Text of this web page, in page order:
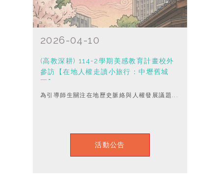
2026-04-10
(高教深耕) 114-2學期美感教育計畫校外
參訪【在地人權走讀小旅行：中壢舊城
區】
為引導師生關注在地歷史脈絡與人權發展議題...
活動公告